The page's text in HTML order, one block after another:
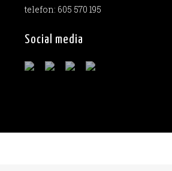
telefon: 605 570 195
Social media